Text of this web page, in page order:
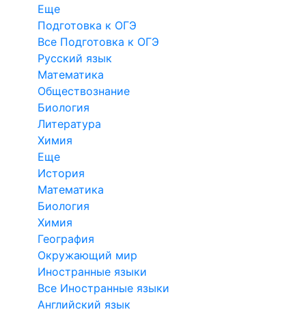
Еще
Подготовка к ОГЭ
Все Подготовка к ОГЭ
Русский язык
Математика
Обществознание
Биология
Литература
Химия
Еще
История
Математика
Биология
Химия
География
Окружающий мир
Иностранные языки
Все Иностранные языки
Английский язык